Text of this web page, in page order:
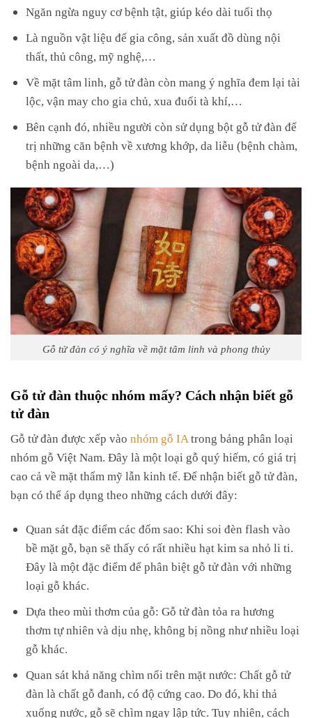
Ngăn ngừa nguy cơ bệnh tật, giúp kéo dài tuổi thọ
Là nguồn vật liệu để gia công, sản xuất đồ dùng nội
thất, thủ công, mỹ nghệ,…
Về mặt tâm linh, gỗ tử đàn còn mang ý nghĩa đem lại tài
lộc, vận may cho gia chủ, xua đuổi tà khí,…
Bên cạnh đó, nhiều người còn sử dụng bột gỗ tử đàn để
trị những căn bệnh về xương khớp, da liễu (bệnh chàm,
bệnh ngoài da,…)
Gỗ tử đàn có ý nghĩa về mặt tâm linh và phong thủy
Gỗ tử đàn thuộc nhóm mấy? Cách nhận biết gỗ
tử đàn
Gỗ tử đàn được xếp vào nhóm gỗ IA trong bảng phân loại
nhóm gỗ Việt Nam. Đây là một loại gỗ quý hiếm, có giá trị
cao cả về mặt thẩm mỹ lẫn kinh tế. Để nhận biết gỗ tử đàn,
bạn có thể áp dụng theo những cách dưới đây:
Quan sát đặc điểm các đốm sao: Khi soi đèn flash vào
bề mặt gỗ, bạn sẽ thấy có rất nhiều hạt kim sa nhỏ li ti.
Đây là một đặc điểm để phân biệt gỗ tử đàn với những
loại gỗ khác.
Dựa theo mùi thơm của gỗ: Gỗ tử đàn tỏa ra hương
thơm tự nhiên và dịu nhẹ, không bị nồng như nhiều loại
gỗ khác.
Quan sát khả năng chìm nổi trên mặt nước: Chất gỗ tử
đàn là chất gỗ đanh, có độ cứng cao. Do đó, khi thả
xuống nước, gỗ sẽ chìm ngay lập tức. Tuy nhiên, cách